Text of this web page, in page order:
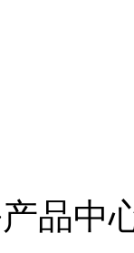
产品中